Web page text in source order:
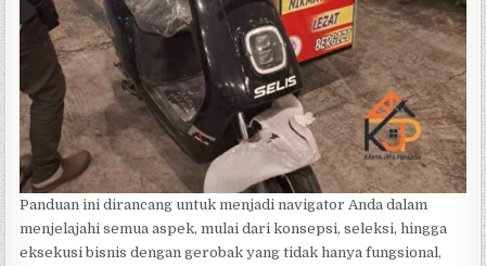
Panduan ini dirancang untuk menjadi navigator Anda dalam
menjelajahi semua aspek, mulai dari konsepsi, seleksi, hingga
eksekusi bisnis dengan gerobak yang tidak hanya fungsional,